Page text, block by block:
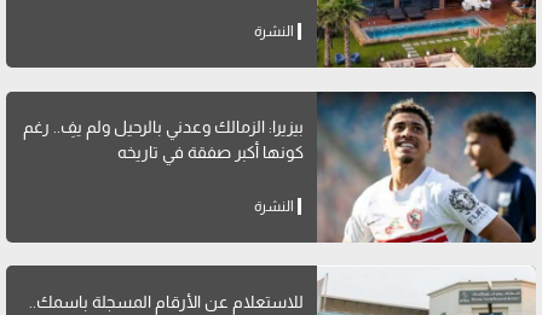
النشرة
بيزيرا: الزمالك وعدني بالرحيل ولم يفِ.. رغم
كونها أكبر صفقة في تاريخه
النشرة
للاستعلام عن الأرقام المسجلة باسمك..